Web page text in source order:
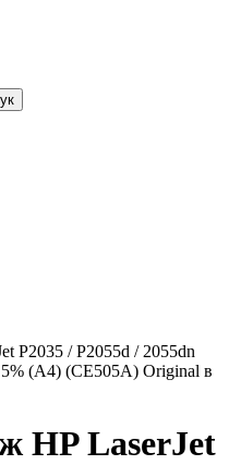
P2035 / P2055d / 2055dn
5% (A4) (CE505A) Original в
HP LaserJet